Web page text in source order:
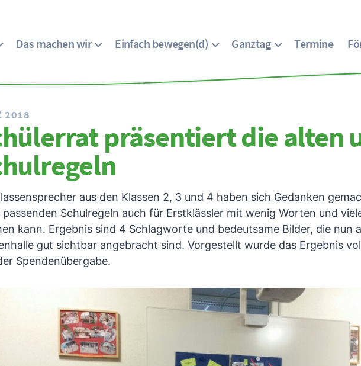
Das machen wir Einfach bewegen(d) Ganztag Termine
2018
präsentiert die alten
aus den Klassen 2, 3 und 4 haben sich Gedanken
passenden Schulregeln auch für Erstklässler mit wenig Worten und
kann. Ergebnis sind 4 Schlagworte und bedeutsame Bilder, die nun
gut sichtbar angebracht sind. Vorgestellt wurde das Ergebnis
Spendenübergabe.